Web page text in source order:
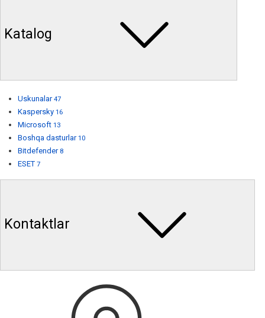
Katalog
Uskunalar 47
Kaspersky 16
Microsoft 13
Boshqa dasturlar 10
Bitdefender 8
ESET 7
Kontaktlar